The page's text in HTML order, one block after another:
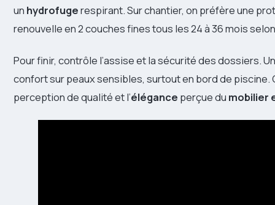
un hydrofugerespirant. Sur chantier, on préfère une
renouvelle en 2 couches fines tous les 24 à 36 mois
Pour finir, contrôle l’assise et la sécurité des dossiers.
confort sur peaux sensibles, surtout en bord de
perception de qualité et l’élégance perçue du mobilier